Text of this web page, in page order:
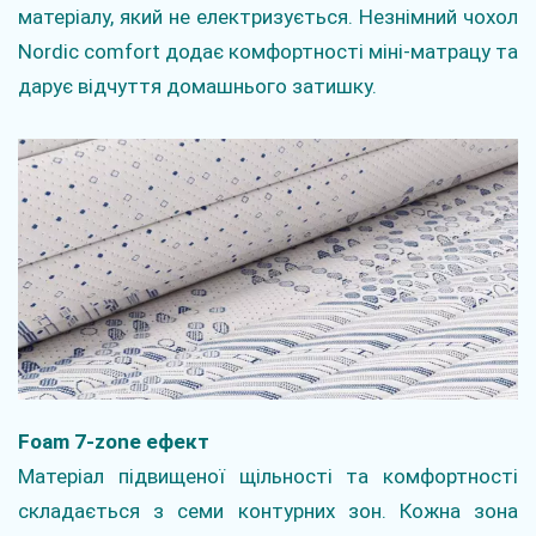
матеріалу, який не електризується. Незнімний чохол
Nordic comfort додає комфортності міні-матрацу та
дарує відчуття домашнього затишку.
Foam 7-zone ефект
Матеріал підвищеної щільності та комфортності
складається з семи контурних зон. Кожна зона